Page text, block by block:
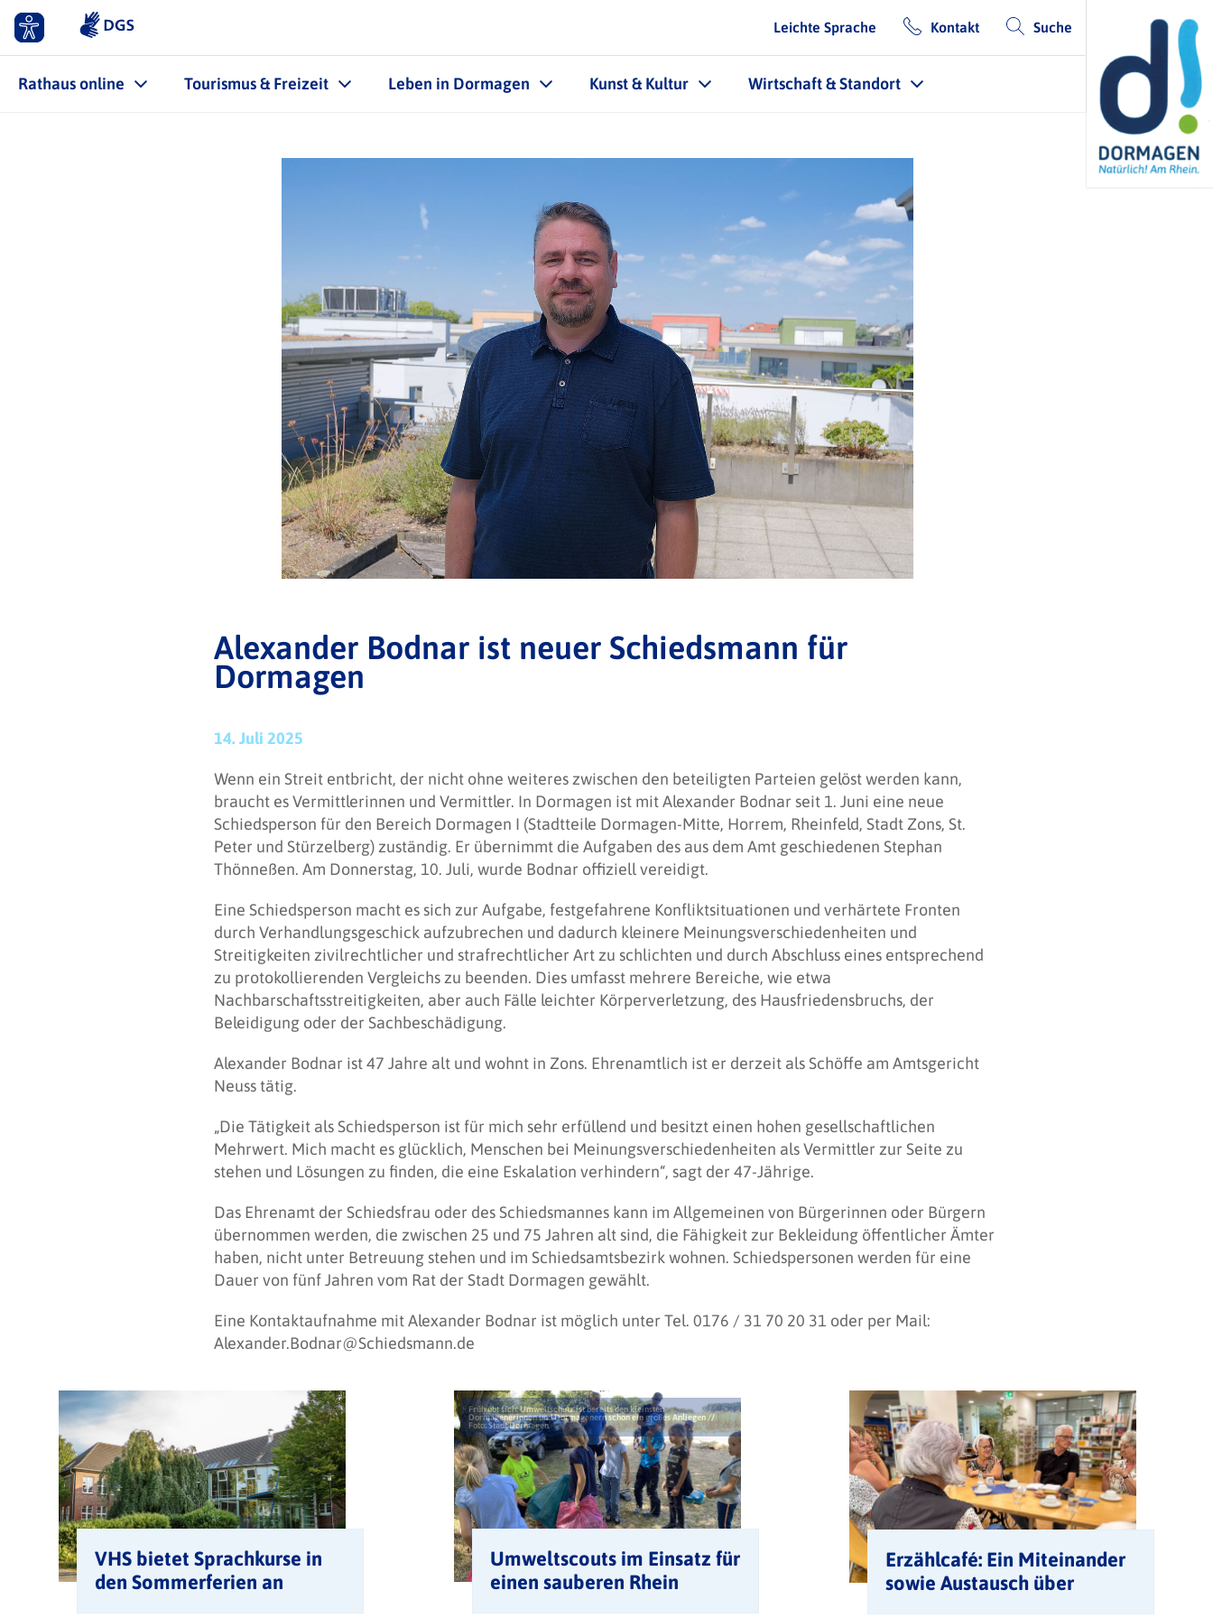
Leichte Sprache Kontakt Suche
Rathaus online Tourismus & Freizeit Leben in Dormagen Kunst & Kultur Wirtschaft & Standort
Alexander Bodnar ist neuer Schiedsmann für
Dormagen
14. Juli 2025
Wenn ein Streit entbricht, der nicht ohne weiteres zwischen den beteiligten Parteien gelöst werden kann,
braucht es Vermittlerinnen und Vermittler. In Dormagen ist mit Alexander Bodnar seit 1. Juni eine neue
Schiedsperson für den Bereich Dormagen I (Stadtteile Dormagen-Mitte, Horrem, Rheinfeld, Stadt Zons, St.
Peter und Stürzelberg) zuständig. Er übernimmt die Aufgaben des aus dem Amt geschiedenen Stephan
Thönneßen. Am Donnerstag, 10. Juli, wurde Bodnar offiziell vereidigt.
Eine Schiedsperson macht es sich zur Aufgabe, festgefahrene Konfliktsituationen und verhärtete Fronten
durch Verhandlungsgeschick aufzubrechen und dadurch kleinere Meinungsverschiedenheiten und
Streitigkeiten zivilrechtlicher und strafrechtlicher Art zu schlichten und durch Abschluss eines entsprechend
zu protokollierenden Vergleichs zu beenden. Dies umfasst mehrere Bereiche, wie etwa
Nachbarschaftsstreitigkeiten, aber auch Fälle leichter Körperverletzung, des Hausfriedensbruchs, der
Beleidigung oder der Sachbeschädigung.
Alexander Bodnar ist 47 Jahre alt und wohnt in Zons. Ehrenamtlich ist er derzeit als Schöffe am Amtsgericht
Neuss tätig.
„Die Tätigkeit als Schiedsperson ist für mich sehr erfüllend und besitzt einen hohen gesellschaftlichen
Mehrwert. Mich macht es glücklich, Menschen bei Meinungsverschiedenheiten als Vermittler zur Seite zu
stehen und Lösungen zu finden, die eine Eskalation verhindern“, sagt der 47-Jährige.
Das Ehrenamt der Schiedsfrau oder des Schiedsmannes kann im Allgemeinen von Bürgerinnen oder Bürgern
übernommen werden, die zwischen 25 und 75 Jahren alt sind, die Fähigkeit zur Bekleidung öffentlicher Ämter
haben, nicht unter Betreuung stehen und im Schiedsamtsbezirk wohnen. Schiedspersonen werden für eine
Dauer von fünf Jahren vom Rat der Stadt Dormagen gewählt.
Eine Kontaktaufnahme mit Alexander Bodnar ist möglich unter Tel. 0176 / 31 70 20 31 oder per Mail:
Alexander.Bodnar@Schiedsmann.de
VHS bietet Sprachkurse in
den Sommerferien an
Früh übt sich: Umweltschutz ist bereits den kleinsten
Dormagenerinnen und Dormagenern schon ein großes Anliegen //
Foto: Stadt Dormagen
Umweltscouts im Einsatz für
einen sauberen Rhein
Erzählcafé: Ein Miteinander
sowie Austausch über